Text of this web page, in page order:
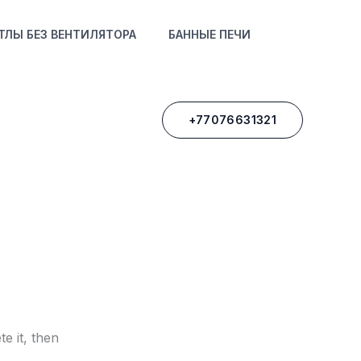
БЕЗ ВЕНТИЛЯТОРА
БАННЫЕ ПЕЧИ
+77076631321
it, then